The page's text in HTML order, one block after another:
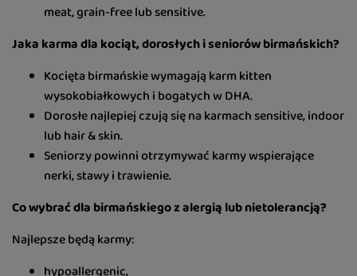
meat, grain-free lub sensitive.
Jaka karma dla kociąt, dorosłych i seniorów birmańskich?
Kocięta birmańskie wymagają karm kitten
wysokobiałkowych i bogatych w DHA.
Dorosłe najlepiej czują się na karmach sensitive, indoor
lub hair & skin.
Seniorzy powinni otrzymywać karmy wspierające
nerki, stawy i trawienie.
Co wybrać dla birmańskiego z alergią lub nietolerancją?
Najlepsze będą karmy:
hypoallergenic,